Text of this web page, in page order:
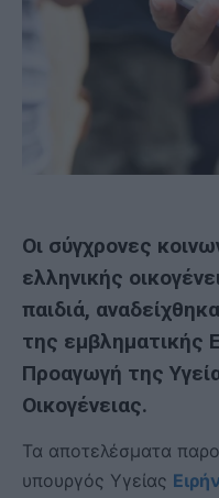
Οι σύγχρονες
ελληνικής
παιδιά,
της εμβληματικής
Προαγωγή της
Οικογένειας.
Τα αποτελέσματα
υπουργός Υγείας